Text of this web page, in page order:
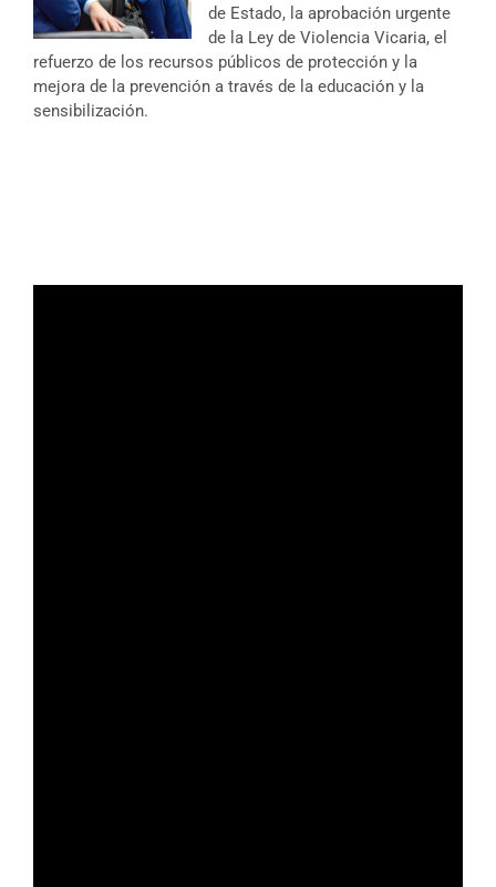
de Estado, la aprobación urgente
de la Ley de Violencia Vicaria, el
refuerzo de los recursos públicos de protección y la
mejora de la prevención a través de la educación y la
sensibilización.